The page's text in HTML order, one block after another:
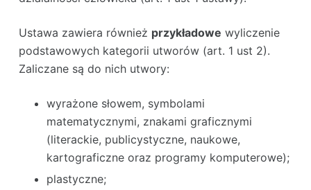
Ustawa zawiera również przykładowe wyliczenie
podstawowych kategorii utworów (art. 1 ust 2).
Zaliczane są do nich utwory:
wyrażone słowem, symbolami
matematycznymi, znakami graficznymi
(literackie, publicystyczne, naukowe,
kartograficzne oraz programy komputerowe);
plastyczne;